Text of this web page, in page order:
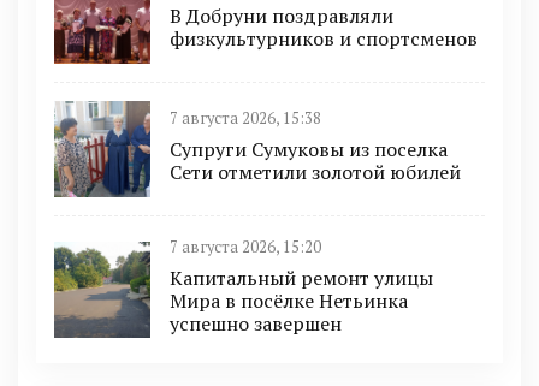
В Добруни поздравляли
физкультурников и спортсменов
7 августа 2026, 15:38
Супруги Сумуковы из поселка
Сети отметили золотой юбилей
7 августа 2026, 15:20
Капитальный ремонт улицы
Мира в посёлке Нетьинка
успешно завершен